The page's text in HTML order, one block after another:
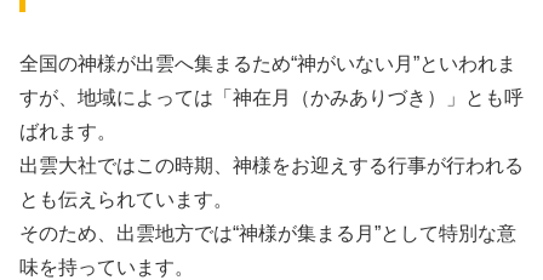
全国の神様が出雲へ集まるため“神がいない月”といわれま
すが、地域によっては「神在月（かみありづき）」とも呼
ばれます。
出雲大社ではこの時期、神様をお迎えする行事が行われる
とも伝えられています。
そのため、出雲地方では“神様が集まる月”として特別な意
味を持っています。